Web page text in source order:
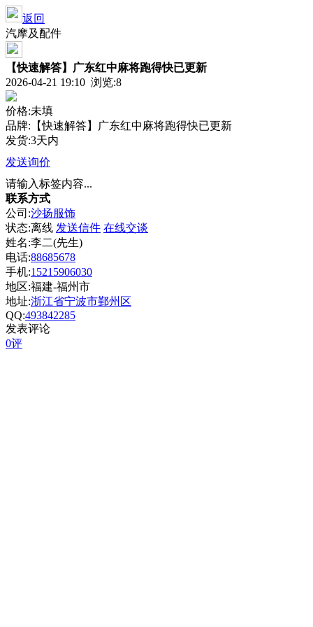
返回
汽摩及配件
【快速解答】广东红中麻将跑得快已更新
2026-04-21 19:10 浏览:8
价格:未填
品牌:【快速解答】广东红中麻将跑得快已更新
发货:3天内
发送询价
请输入标签内容...
联系方式
公司:沙扬服饰
状态:离线 发送信件 在线交谈
姓名:李二(先生)
电话:88685678
手机:15215906030
地区:福建-福州市
地址:浙江省宁波市鄞州区
QQ:493842285
发表评论
0评